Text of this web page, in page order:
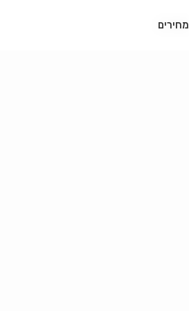
מחירים
מחירים